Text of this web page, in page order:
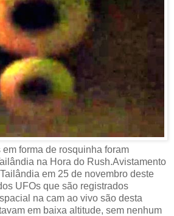
forma de rosquinha foram
na Hora do Rush.Avistamento
em 25 de novembro deste
UFOs que são registrados
na cam ao vivo são desta
em baixa altitude, sem nenhum